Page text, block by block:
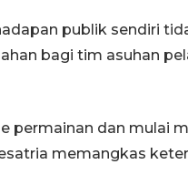
publik sendiri
bagi tim asuhan
permainan dan mulai
memangkas